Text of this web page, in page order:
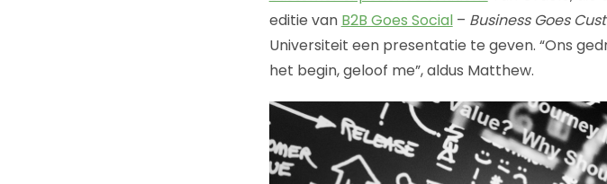
editie van B2B Goes Social– Business Goes
Universiteit een presentatie te geven. “Ons
het begin, geloof me”, aldus Matthew.